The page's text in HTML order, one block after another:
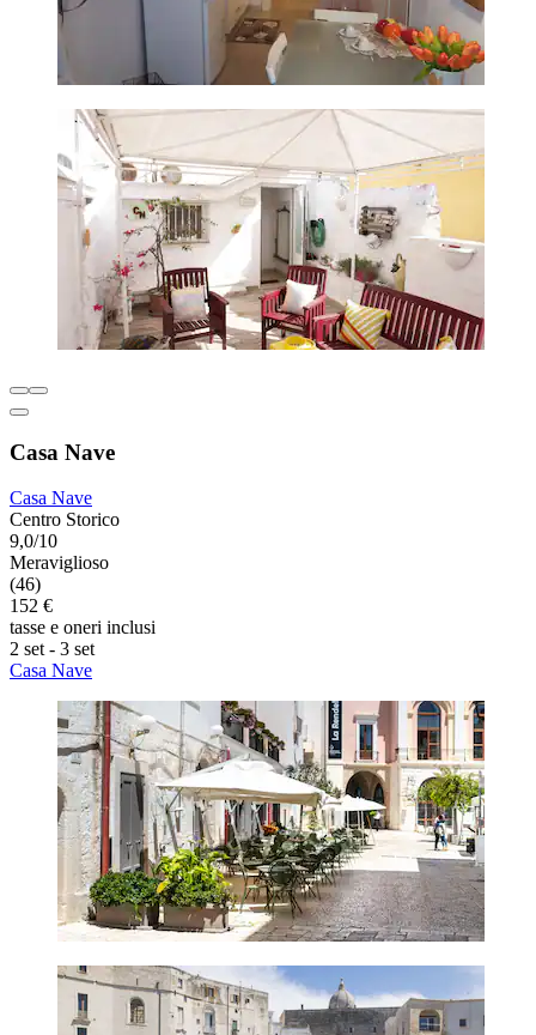
Casa Nave
Casa Nave
Centro Storico
9,0/10
Meraviglioso
(46)
152 €
tasse e oneri inclusi
2 set - 3 set
Casa Nave